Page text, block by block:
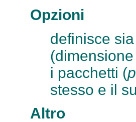
Opzioni
definisce
i pacchetti (
stesso e il
Altro